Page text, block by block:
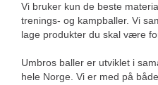
Vi bruker kun de beste
trenings- og kampballer. Vi
lage produkter du skal være
Umbros baller er utviklet i
hele Norge. Vi er med på